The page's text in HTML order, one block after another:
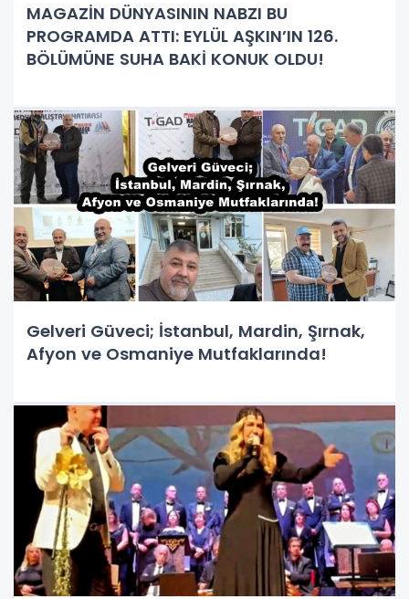
MAGAZİN DÜNYASININ NABZI BU
PROGRAMDA ATTI: EYLÜL AŞKIN’IN 126.
BÖLÜMÜNE SUHA BAKİ KONUK OLDU!
Gelveri Güveci; İstanbul, Mardin, Şırnak,
Afyon ve Osmaniye Mutfaklarında!